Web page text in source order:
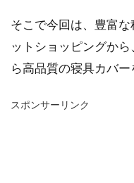
そこで今回は、豊富
ットショッピングか
ら高品質の寝具カバー
スポンサーリンク